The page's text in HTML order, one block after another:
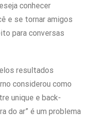
conhecer
e se tornar amigos
para conversas
resultados
considerou como
unique e back-
do ar” é um problema